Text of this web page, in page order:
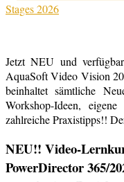
Jetzt NEU und
AquaSoft Video Vision
beinhaltet sämtliche
Workshop-Ideen,
zahlreiche Praxistipps!!
NEU!! Video-
PowerDirector 365/